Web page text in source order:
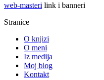
web-masteri link i banneri
Stranice
O knjizi
O meni
Iz medija
Moj blog
Kontakt